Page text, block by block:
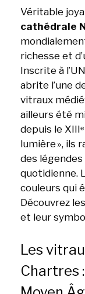
Véritable
cathédrale
richesse et
Inscrite à
abrite l’une
vitraux
ailleurs été
depuis le
lumière », ils
des
quotidienne.
couleurs qui
Découvrez
et leur
Les
Chartres